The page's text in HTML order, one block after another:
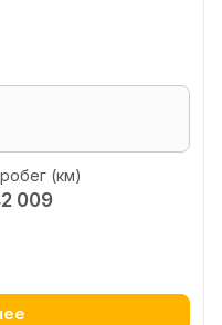
(км)
009